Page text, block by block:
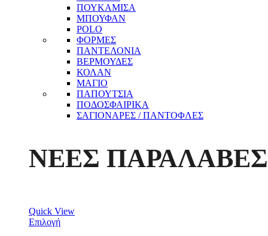
ΠΟΥΚΑΜΙΣΑ
ΜΠΟΥΦΑΝ
POLO
ΦΟΡΜΕΣ
ΠΑΝΤΕΛΟΝΙΑ
ΒΕΡΜΟΥΔΕΣ
ΚΟΛΑΝ
ΜΑΓΙΟ
ΠΑΠΟΥΤΣΙΑ
ΠΟΔΟΣΦΑΙΡΙΚΑ
ΣΑΓΙΟΝΑΡΕΣ / ΠΑΝΤΟΦΛΕΣ
ΝΕΕΣ ΠΑΡΑΛΑΒΕΣ
Quick View
Επιλογή